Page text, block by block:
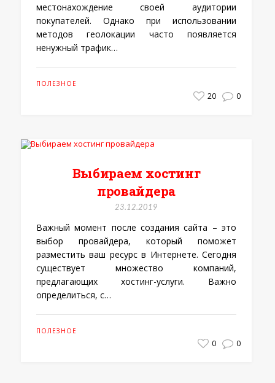
местонахождение своей аудитории
покупателей. Однако при использовании
методов геолокации часто появляется
ненужный трафик…
ПОЛЕЗНОЕ
20 0
Выбираем хостинг
провайдера
23.12.2019
Важный момент после создания сайта – это
выбор провайдера, который поможет
разместить ваш ресурс в Интернете. Сегодня
существует множество компаний,
предлагающих хостинг-услуги. Важно
определиться, с…
ПОЛЕЗНОЕ
0 0